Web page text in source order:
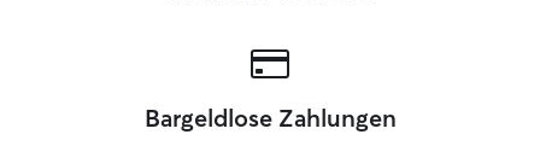
Bargeldlose Zahlungen